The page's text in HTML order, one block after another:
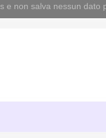
non salva nessun